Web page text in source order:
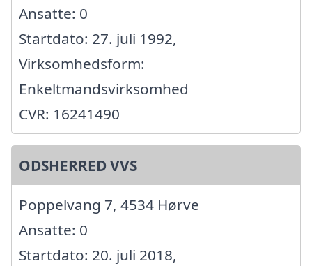
Ansatte: 0
Startdato: 27. juli 1992,
Virksomhedsform:
Enkeltmandsvirksomhed
CVR: 16241490
ODSHERRED VVS
Poppelvang 7, 4534 Hørve
Ansatte: 0
Startdato: 20. juli 2018,